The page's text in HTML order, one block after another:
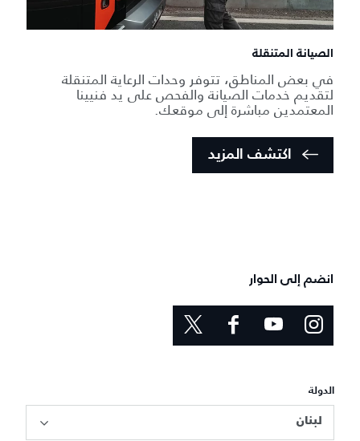
الصيانة المتنقلة
في بعض المناطق، تتوفر وحدات الرعاية المتنقلة
لتقديم خدمات الصيانة والفحص على يد فنيينا
المعتمدين مباشرة إلى موقعك.
اكتشف المزيد
انضم إلى الحوار
الدولة
لبنان